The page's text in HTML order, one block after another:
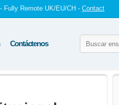
- Fully Remote UK/EU/CH - Contact
Contáctenos